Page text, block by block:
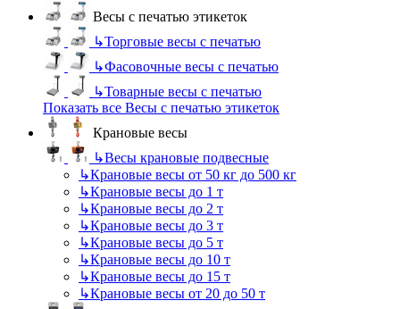
Весы с печатью этикеток
↳Торговые весы с печатью
↳Фасовочные весы с печатью
↳Товарные весы с печатью
Показать все Весы с печатью этикеток
Крановые весы
↳Весы крановые подвесные
↳Крановые весы от 50 кг до 500 кг
↳Крановые весы до 1 т
↳Крановые весы до 2 т
↳Крановые весы до 3 т
↳Крановые весы до 5 т
↳Крановые весы до 10 т
↳Крановые весы до 15 т
↳Крановые весы от 20 до 50 т